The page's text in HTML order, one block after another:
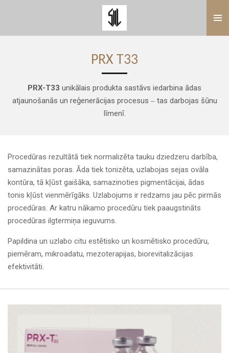
main
PRX T33
PRX-T33 unikālais produkta sastāvs iedarbina ādas
atjaunošanās un reģenerācijas procesus ‒ tas darbojas šūnu
līmenī.
Procedūras rezultātā tiek normalizēta tauku dziedzeru darbība,
samazinātas poras. Āda tiek tonizēta, uzlabojas sejas ovāla
kontūra, tā kļūst gaišāka, samazinoties pigmentācijai, ādas
tonis kļūst vienmērīgāks. Uzlabojums ir redzams jau pēc pirmās
procedūras. Ar katru nākamo procedūru tiek paaugstināts
procedūras ilgtermiņa ieguvums.
Papildina un uzlabo citu estētisko un kosmētisko procedūru,
piemēram, mikroadatu, mezoterapijas, biorevitalizācijas
efektivitāti.